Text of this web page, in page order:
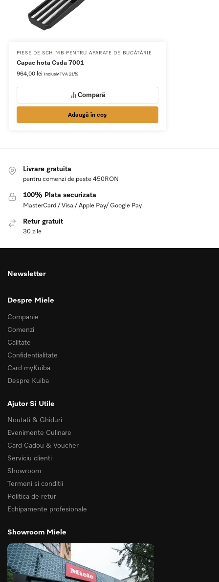
PIESE DE SCHIMB PENTRU APARATE DE BUCĂTĂRIE
Capac hota Csda 7001
964,00 lei Inclusiv TVA 21%
Compară
Adaugă în coș
Livrare gratuita
pentru comenzi de peste 450RON
100% Plata securizata
MasterCard / Visa / Apple Pay/ Google Pay
Retur gratuit
30 zile
Newsletter
Despre Miele
Companie
Comenzi
Calitate
Confidentialitate
Card myKuiba
Despre Kuiba
Ajutor Si Utile
Noutati & Ghiduri
Evenimente Culinare
Card Cadou & Voucher
Serviciu clienti
Showroom
Termeni si conditii
Politica de retur
Echipamente profesionale
Showroom Miele